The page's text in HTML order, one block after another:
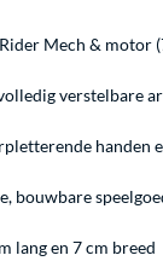
Mech & motor
verstelbare
handen
lang en 7 cm breed